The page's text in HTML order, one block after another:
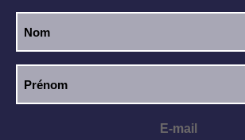
E-mail